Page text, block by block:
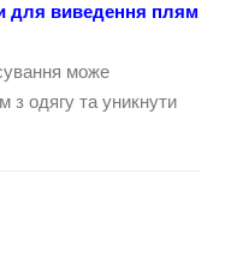
для виведення плям
може
з одягу та уникнути